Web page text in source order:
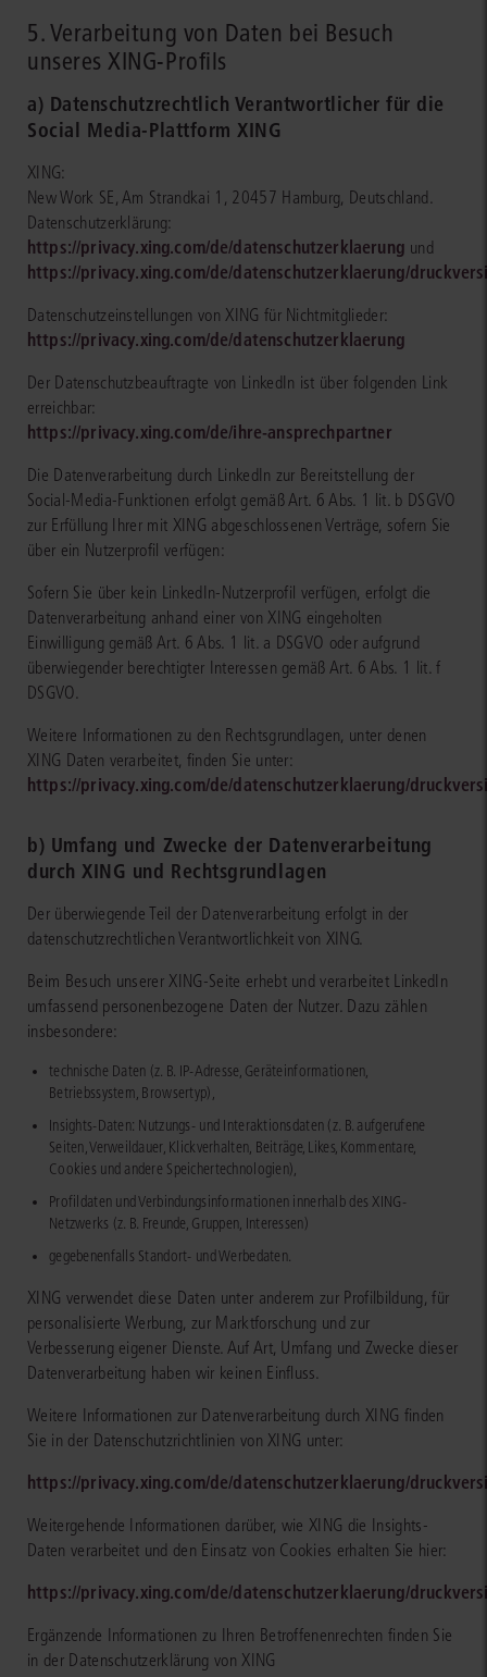
5. Verarbeitung von Daten bei Besuch
unseres XING-Profils
a) Datenschutzrechtlich Verantwortlicher für die
Social Media-Plattform XING
XING:
New Work SE, Am Strandkai 1, 20457 Hamburg, Deutschland.
Datenschutzerklärung:
https://privacy.xing.com/de/datenschutzerklaerung und
https://privacy.xing.com/de/datenschutzerklaerung/
Datenschutzeinstellungen von XING für Nichtmitglieder:
https://privacy.xing.com/de/datenschutzerklaerung
Der Datenschutzbeauftragte von LinkedIn ist über folgenden Link
erreichbar:
https://privacy.xing.com/de/ihre-ansprechpartner
Die Datenverarbeitung durch LinkedIn zur Bereitstellung der
Social-Media-Funktionen erfolgt gemäß Art. 6 Abs. 1 lit. b DSGVO
zur Erfüllung Ihrer mit XING abgeschlossenen Verträge, sofern Sie
über ein Nutzerprofil verfügen:
Sofern Sie über kein LinkedIn-Nutzerprofil verfügen, erfolgt die
Datenverarbeitung anhand einer von XING eingeholten
Einwilligung gemäß Art. 6 Abs. 1 lit. a DSGVO oder aufgrund
überwiegender berechtigter Interessen gemäß Art. 6 Abs. 1 lit. f
DSGVO.
Weitere Informationen zu den Rechtsgrundlagen, unter denen
XING Daten verarbeitet, finden Sie unter:
https://privacy.xing.com/de/datenschutzerklaerung/
b) Umfang und Zwecke der Datenverarbeitung
durch XING und Rechtsgrundlagen
Der überwiegende Teil der Datenverarbeitung erfolgt in der
datenschutzrechtlichen Verantwortlichkeit von XING.
Beim Besuch unserer XING-Seite erhebt und verarbeitet LinkedIn
umfassend personenbezogene Daten der Nutzer. Dazu zählen
insbesondere:
technische Daten (z. B. IP-Adresse, Geräteinformationen,
Betriebssystem, Browsertyp),
Insights-Daten: Nutzungs- und Interaktionsdaten (z. B. aufgerufene
Seiten, Verweildauer, Klickverhalten, Beiträge, Likes, Kommentare,
Cookies und andere Speichertechnologien),
Profildaten und Verbindungsinformationen innerhalb des XING-
Netzwerks (z. B. Freunde, Gruppen, Interessen)
gegebenenfalls Standort- und Werbedaten.
XING verwendet diese Daten unter anderem zur Profilbildung, für
personalisierte Werbung, zur Marktforschung und zur
Verbesserung eigener Dienste. Auf Art, Umfang und Zwecke dieser
Datenverarbeitung haben wir keinen Einfluss.
Weitere Informationen zur Datenverarbeitung durch XING finden
Sie in der Datenschutzrichtlinien von XING unter:
https://privacy.xing.com/de/datenschutzerklaerung/
Weitergehende Informationen darüber, wie XING die Insights-
Daten verarbeitet und den Einsatz von Cookies erhalten Sie hier:
https://privacy.xing.com/de/datenschutzerklaerung/
Ergänzende Informationen zu Ihren Betroffenenrechten finden Sie
in der Datenschutzerklärung von XING